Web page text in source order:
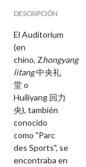
DESCRIPCIÓN
El Auditorium
(en
chino, Zhongyang
litang中央礼
堂 o
Huiliyang 回力
央), también
conocido
como "Parc
des Sports", se
encontraba en